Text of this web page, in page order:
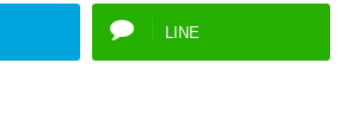
LINE